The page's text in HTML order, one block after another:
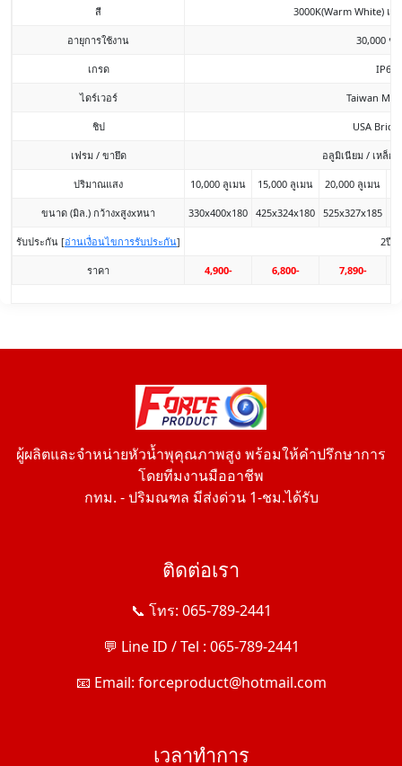
สี 3000K(Warm White) แ
อายุการใช้งาน 30,000 ชั่
เกรด IP65
ไดร์เวอร์ Taiwan
ชิป USA
เฟรม / ขายึด อลูมิเนียม / เหล็ก
ปริมาณแสง 10,000 ลูเมน 15,000 ลูเมน 20,000 ลูเมน
ขนาด (มิล.) กว้างxสูงxหนา 330x400x180 425x324x180 525x327x185
รับประกัน [อ่านเงื่อนไขการรับประกัน] 2ปี
ราคา 4,900- 6,800- 7,890-
ผู้ผลิตและจำหน่ายหัวน้ำพุคุณภาพสูง พร้อมให้คำปรึกษาการ
โดยทีมงานมืออาชีพ
กทม. - ปริมณฑล มีส่งด่วน 1-ชม.ได้รับ
ติดต่อเรา
📞 โทร: 065-789-2441
💬 Line ID / Tel : 065-789-2441
📧 Email: forceproduct@hotmail.com
เวลาทำการ